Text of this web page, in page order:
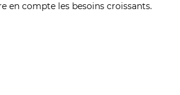
compte les besoins croissants.